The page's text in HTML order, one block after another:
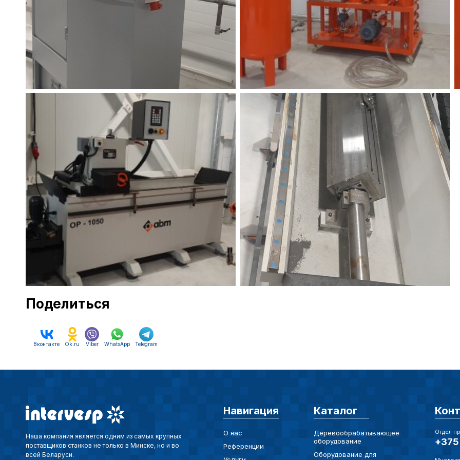
Поделиться
Вконтакте Ok.ru Viber WhatsApp Telegram
Наша компания является одним из самых крупных
поставщиков станков не только в Минске, но и во
всей Беларуси.
Навигация
О нас
Референции
Каталог
Деревообрабатывающее
оборудование
Оборудование для
Отдел
периода
cookie (в т.ч.
в нижней или
Перед тем
можете
cookie ,